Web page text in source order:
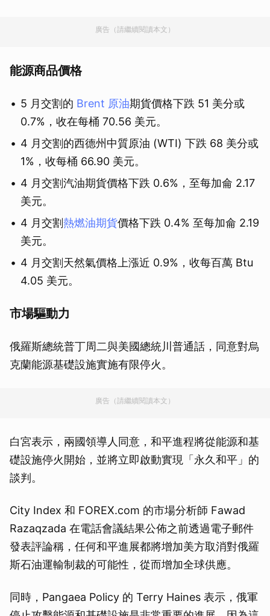
廣告（請繼續閱讀本文）
能源商品價格
5 月交割的 Brent 原油期貨價格下跌 51 美分或
0.7%，收在每桶 70.56 美元。
4 月交割的西德州中質原油 (WTI) 下跌 68 美分或
1%，收每桶 66.90 美元。
4 月交割汽油期貨價格下跌 0.6%，至每加侖 2.17
美元。
4 月交割熱燃油期貨價格下跌 0.4% 至每加侖 2.19
美元。
4 月交割天然氣價格上漲近 0.9%，收每百萬 Btu
4.05 美元。
市場驅動力
俄羅斯總統普丁周二與美國總統川普通話，同意對烏
克蘭能源基礎設施實施有限停火。
廣告（請繼續閱讀本文）
白宮表示，兩國領導人同意，和平進程將從能源和基
礎設施停火開始，並將立即啟動實現「永久和平」的
談判。
City Index 和 FOREX.com 的市場分析師 Fawad
Razaqzada 在電話會議結果公佈之前透過電子郵件
發表評論稱，任何和平進展都將增加美方取消對俄羅
斯石油運輸制裁的可能性，從而增加全球供應。
同時，Pangaea Policy 的 Terry Haines 表示，俄軍